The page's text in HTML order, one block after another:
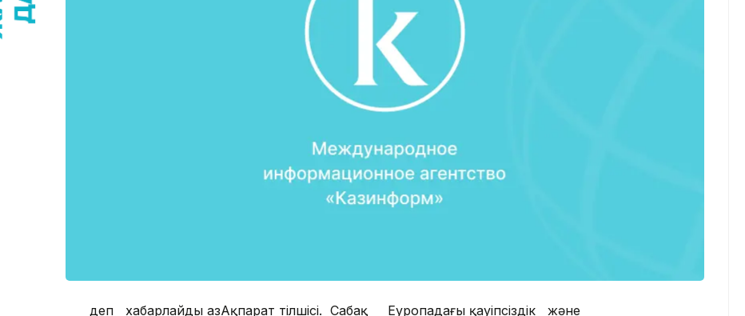
деп хабарлайды ҚазАқпарат тілшісі. Сабақ Еуропадағы қауіпсіздік және